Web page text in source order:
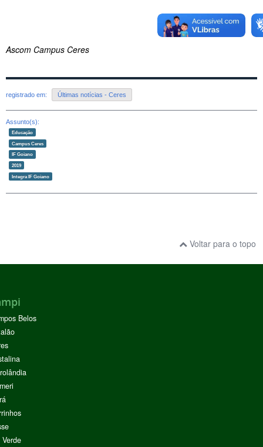
Ascom Campus Ceres
registrado em: Últimas notícias - Ceres
Assunto(s):
Educação
Campus Ceres
IF Goiano
2019
Integra IF Goiano
Voltar para o topo
Belos